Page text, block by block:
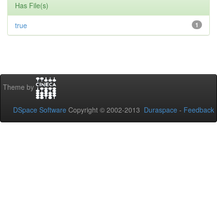
Has File(s)
1
true
Theme by
DSpace Software Copyright © 2002-2013 Duraspace - Feedback